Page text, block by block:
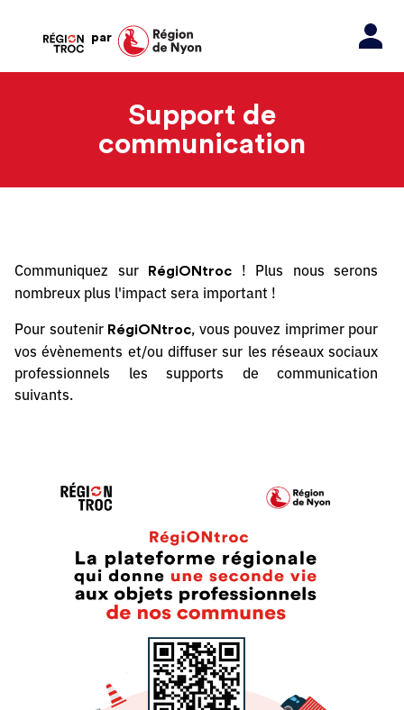
par
Support de
communication
Communiquez sur RégiONtroc
! Plus nous serons
nombreux plus l'impact sera important !
Pour soutenir RégiONtroc, vous pouvez imprimer pour
vos évènements et/ou diffuser sur les réseaux sociaux
professionnels les supports de communication
suivants.